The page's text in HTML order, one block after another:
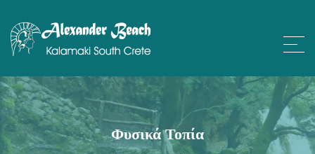
Φυσικά Τοπία